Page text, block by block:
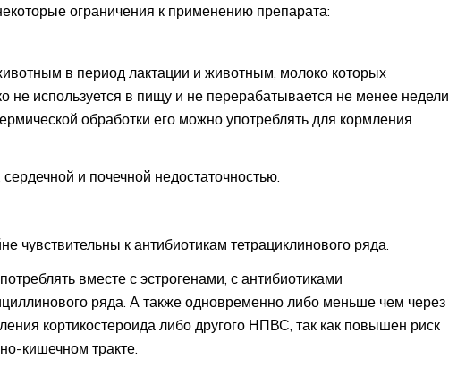
ограничения к применению препарата:
в период лактации и животным, молоко которых
не используется в пищу и не перерабатывается не менее недели
обработки его можно употреблять для кормления
и почечной недостаточностью.
чувствительны к антибиотикам тетрациклинового ряда.
вместе с эстрогенами, с антибиотиками
ряда. А также одновременно либо меньше чем через
кортикостероида либо другого НПВС, так как повышен риск
кишечном тракте.